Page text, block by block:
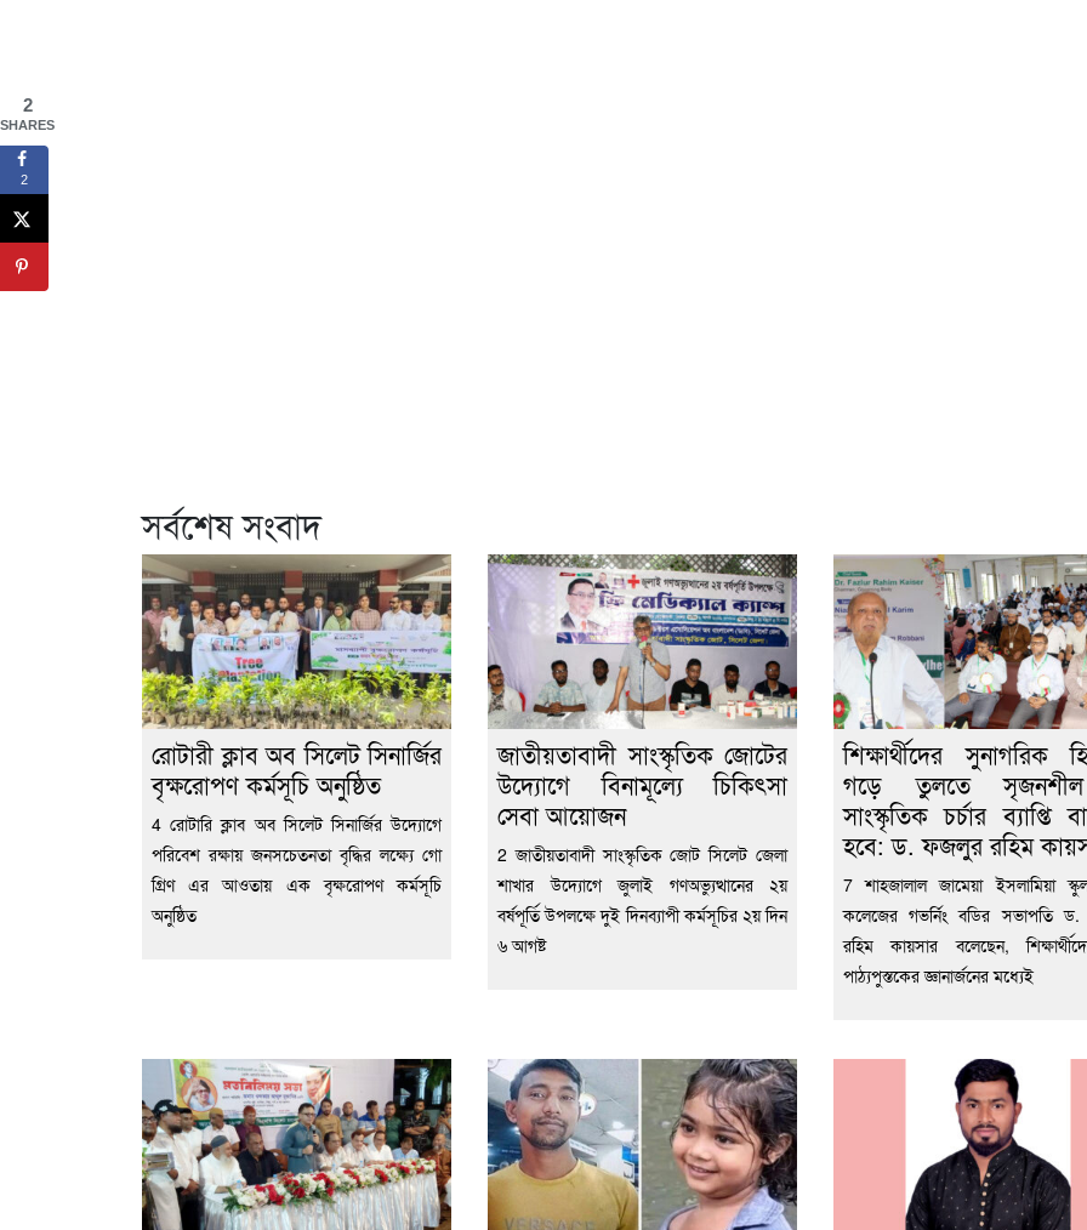
সর্বশেষ সংবাদ
রোটারী ক্লাব অব সিলেট সিনার্জির
বৃক্ষরোপণ কর্মসূচি অনুষ্ঠিত
4 রোটারি ক্লাব অব সিলেট সিনার্জির উদ্যোগে
পরিবেশ রক্ষায় জনসচেতনতা বৃদ্ধির লক্ষ্যে গো
গ্রিণ এর আওতায় এক বৃক্ষরোপণ কর্মসূচি
অনুষ্ঠিত
জাতীয়তাবাদী সাংস্কৃতিক জোটের
উদ্যোগে বিনামূল্যে চিকিৎসা
সেবা আয়োজন
2 জাতীয়তাবাদী সাংস্কৃতিক জোট সিলেট জেলা
শাখার উদ্যোগে জুলাই গণঅভ্যুত্থানের ২য়
বর্ষপূর্তি উপলক্ষে দুই দিনব্যাপী কর্মসূচির ২য় দিন
৬ আগষ্ট
শিক্ষার্থীদের সুনাগরিক
গড়ে তুলতে
সাংস্কৃতিক চর্চার ব্যাপ্তি
হবে: ড. ফজলুর রহিম
7 শাহজালাল জামেয়া ইসলামিয়া
কলেজের গভর্নিং বডির সভাপতি
রহিম কায়সার বলেছেন,
পাঠ্যপুস্তকের জ্ঞানার্জনের মধ্যেই
2
SHARES
2